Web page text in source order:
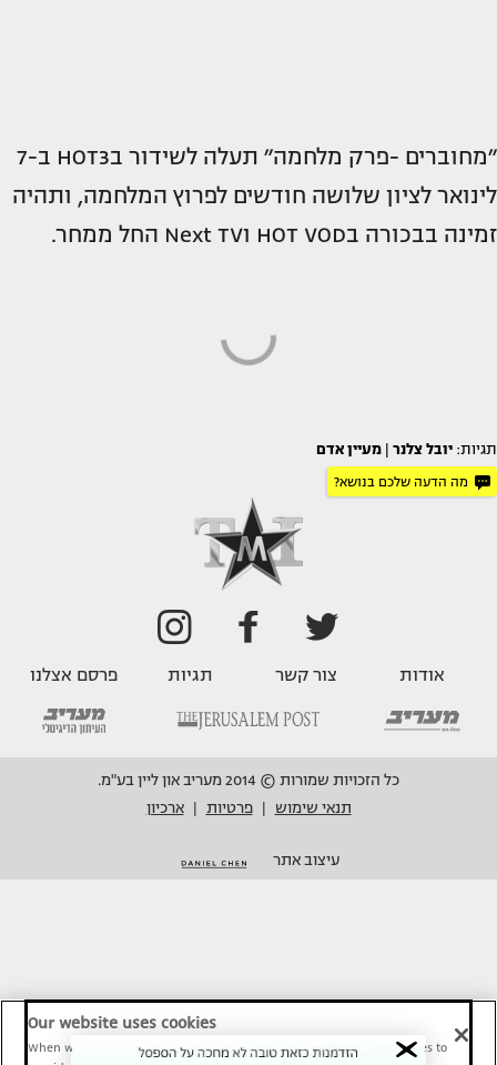
״מחוברים -פרק מלחמה״ תעלה לשידור בHOT3 ב-7
לינואר לציון שלושה חודשים לפרוץ המלחמה, ותהיה
זמינה בבכורה בHOT VOD וNext TV החל ממחר.
תגיות: יובל צלנר מעיין אדם
מה הדעה שלכם בנושא?
אודות צור קשר תגיות פרסם אצלנו
כל הזכויות שמורות © 2014 מעריב און ליין בע"מ.
תנאי שימוש
פרטיות ארכיון
עיצוב אתר
Our website uses cookies
When we provide Maariv, TMI and Sport1 content online, we use cookies to